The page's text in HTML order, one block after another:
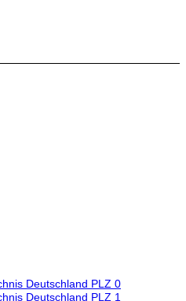
Deutschland PLZ 0
Deutschland PLZ 1